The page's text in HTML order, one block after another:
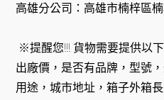
高雄分公司：高雄市楠梓區
※提醒您!!! 貨物需要提供以
出廠價，是否有品牌，型號
用途，城市地址，箱子外箱長